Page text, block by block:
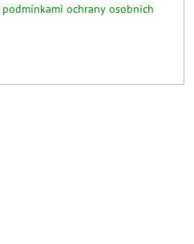
podmínkami ochrany osobních